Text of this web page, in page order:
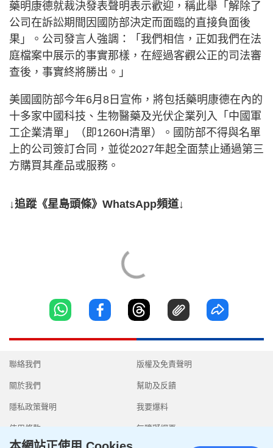
藥明康德就裁決發表聲明表示歡迎，稱此舉「解除了
公司在訴訟期間因國防部決定而面臨的直接負面後
果」。公司發言人強調：「我們相信，正如我們在法
庭檔案中展示的事實那樣，在經過客觀公正的司法審
查後，事實終將勝出。」
美國國防部今年6月8日宣佈，將包括藥明康德在內的
十多家中國科技、生物醫藥及光伏企業列入「中國軍
工企業清單」（即1260H清單）。國防部不得與名單
上的公司簽訂合同，並從2027年起全面禁止通過第三
方購買其產品或服務。
↓追蹤《星島頭條》WhatsApp頻道↓
聯絡我們
關於我們
隱私政策聲明
使用條款
版權及免責聲明
幫助及反饋
我要爆料
無障礙網頁